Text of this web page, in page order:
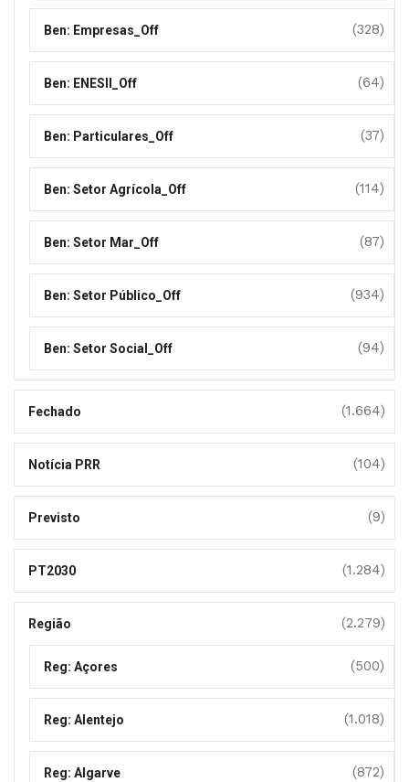
Ben: Empresas_Off (328)
Ben: ENESII_Off (64)
Ben: Particulares_Off (37)
Ben: Setor Agrícola_Off (114)
Ben: Setor Mar_Off (87)
Ben: Setor Público_Off (934)
Ben: Setor Social_Off (94)
Fechado (1.664)
Notícia PRR (104)
Previsto (9)
PT2030 (1.284)
Região (2.279)
Reg: Açores (500)
Reg: Alentejo (1.018)
Reg: Algarve (872)